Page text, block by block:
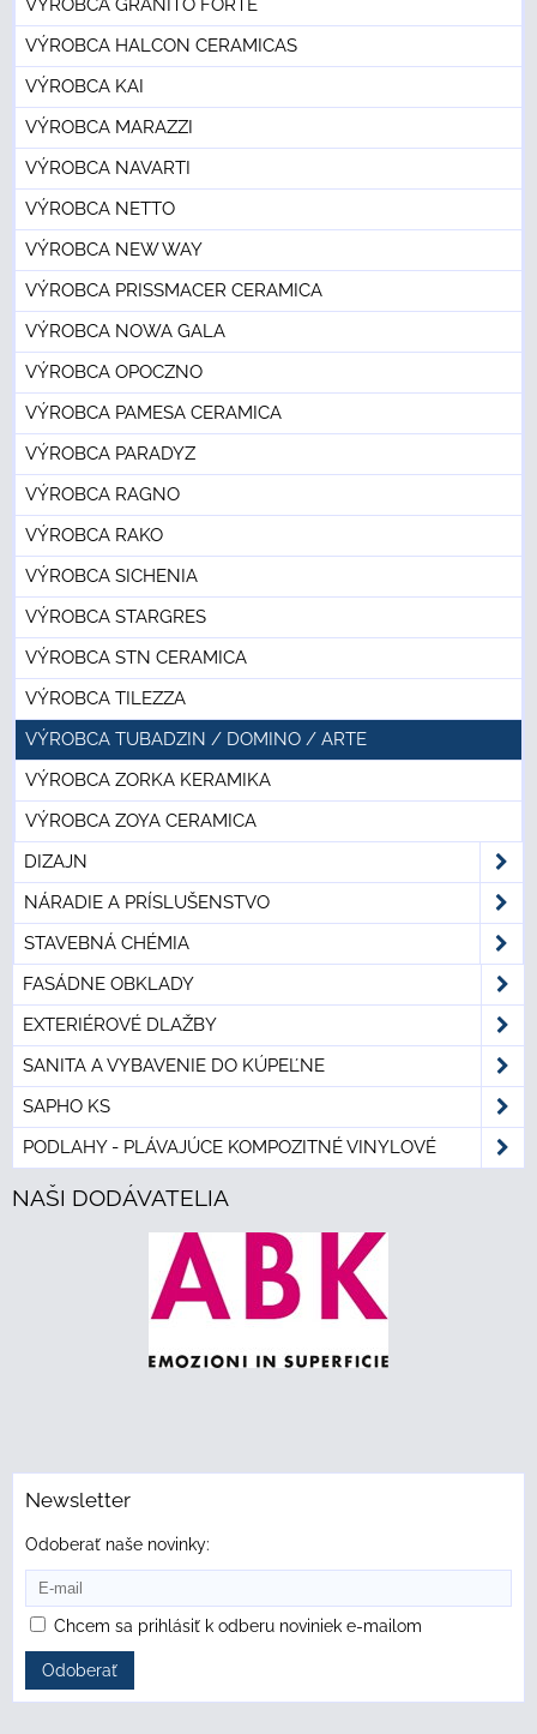
VÝROBCA GRANITO FORTE
VÝROBCA HALCON CERAMICAS
VÝROBCA KAI
VÝROBCA MARAZZI
VÝROBCA NAVARTI
VÝROBCA NETTO
VÝROBCA NEW WAY
VÝROBCA PRISSMACER CERAMICA
VÝROBCA NOWA GALA
VÝROBCA OPOCZNO
VÝROBCA PAMESA CERAMICA
VÝROBCA PARADYZ
VÝROBCA RAGNO
VÝROBCA RAKO
VÝROBCA SICHENIA
VÝROBCA STARGRES
VÝROBCA STN CERAMICA
VÝROBCA TILEZZA
VÝROBCA TUBADZIN / DOMINO / ARTE
VÝROBCA ZORKA KERAMIKA
VÝROBCA ZOYA CERAMICA
DIZAJN
NÁRADIE A PRÍSLUŠENSTVO
STAVEBNÁ CHÉMIA
FASÁDNE OBKLADY
EXTERIÉROVÉ DLAŽBY
SANITA A VYBAVENIE DO KÚPEĽNE
SAPHO KS
PODLAHY - PLÁVAJÚCE KOMPOZITNÉ VINYLOVÉ
NAŠI DODÁVATELIA
Newsletter
Odoberať naše novinky:
Chcem sa prihlásiť k odberu noviniek e-mailom
Odoberať